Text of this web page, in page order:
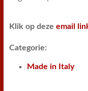
Klik op deze email
Categorie:
Made in Italy